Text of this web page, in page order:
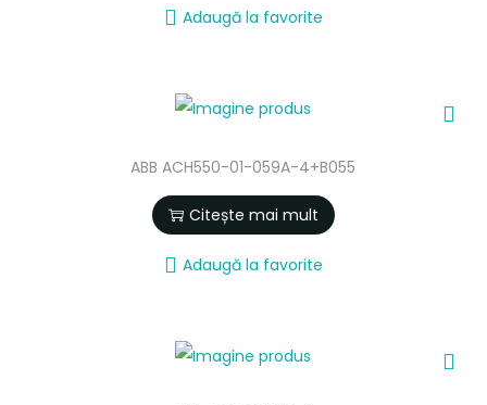
Adaugă la favorite
ABB ACH550-01-059A-4+B055
Citește mai mult
Adaugă la favorite